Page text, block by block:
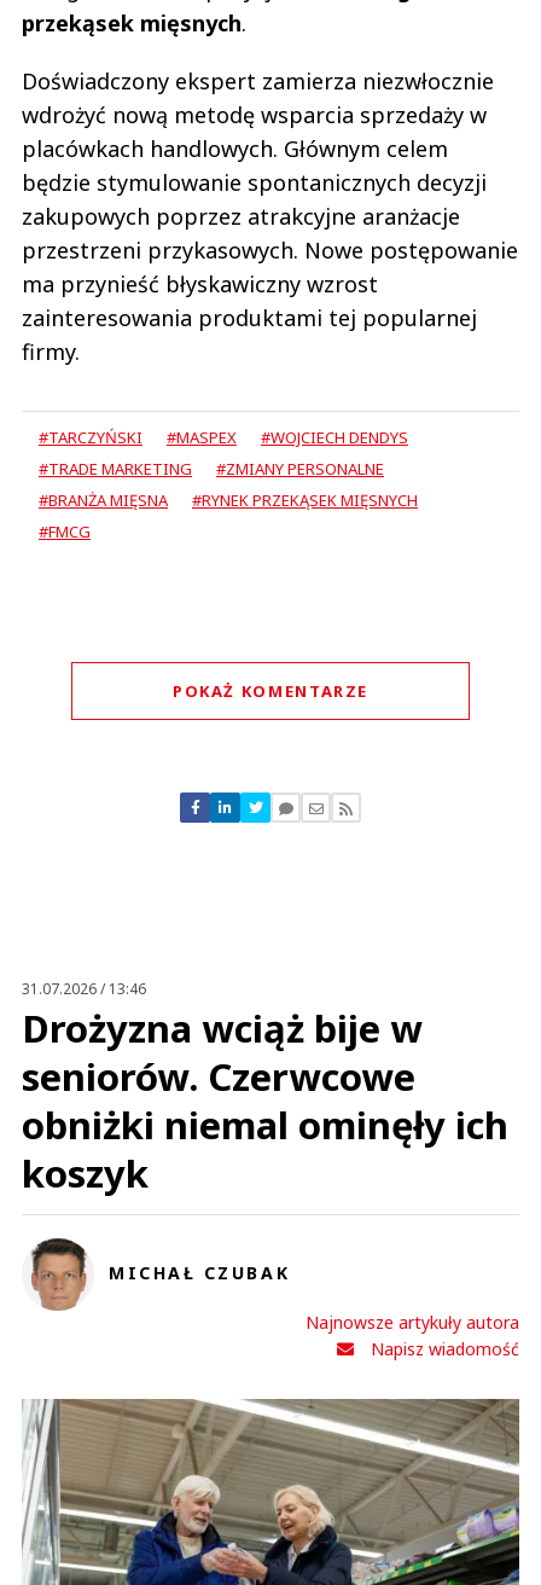
przekąsek mięsnych.
Doświadczony ekspert zamierza niezwłocznie
wdrożyć nową metodę wsparcia sprzedaży w
placówkach handlowych. Głównym celem
będzie stymulowanie spontanicznych decyzji
zakupowych poprzez atrakcyjne aranżacje
przestrzeni przykasowych. Nowe postępowanie
ma przynieść błyskawiczny wzrost
zainteresowania produktami tej popularnej
firmy.
#TARCZYŃSKI #MASPEX
#WOJCIECH DENDYS
#TRADE MARKETING
#ZMIANY PERSONALNE
#BRANŻA MIĘSNA
#RYNEK PRZEKĄSEK MIĘSNYCH
#FMCG
POKAŻ KOMENTARZE
Nie znaleziono komentarzy
Zostaw swoje komentarze
31.07.2026 / 13:46
Drożyzna wciąż bije w
seniorów. Czerwcowe
obniżki niemal ominęły ich
koszyk
MICHAŁ CZUBAK
Najnowsze artykuły autora
Napisz wiadomość